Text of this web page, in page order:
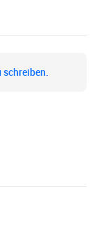
schreiben.